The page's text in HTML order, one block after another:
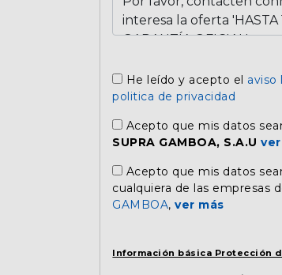
He leído y acepto el
politica de privacidad
Acepto que mis datos
SUPRA GAMBOA, S.A.U
Acepto que mis datos
cualquiera de las empresas
GAMBOA,ver más
Información básica Protección